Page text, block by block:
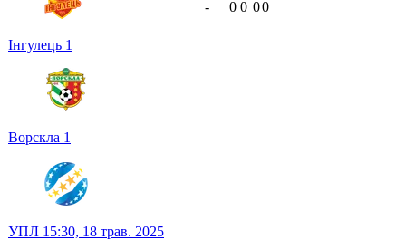
Інгулець 1
Ворскла 1
- 0 0 00
УПЛ 15:30, 18 трав. 2025